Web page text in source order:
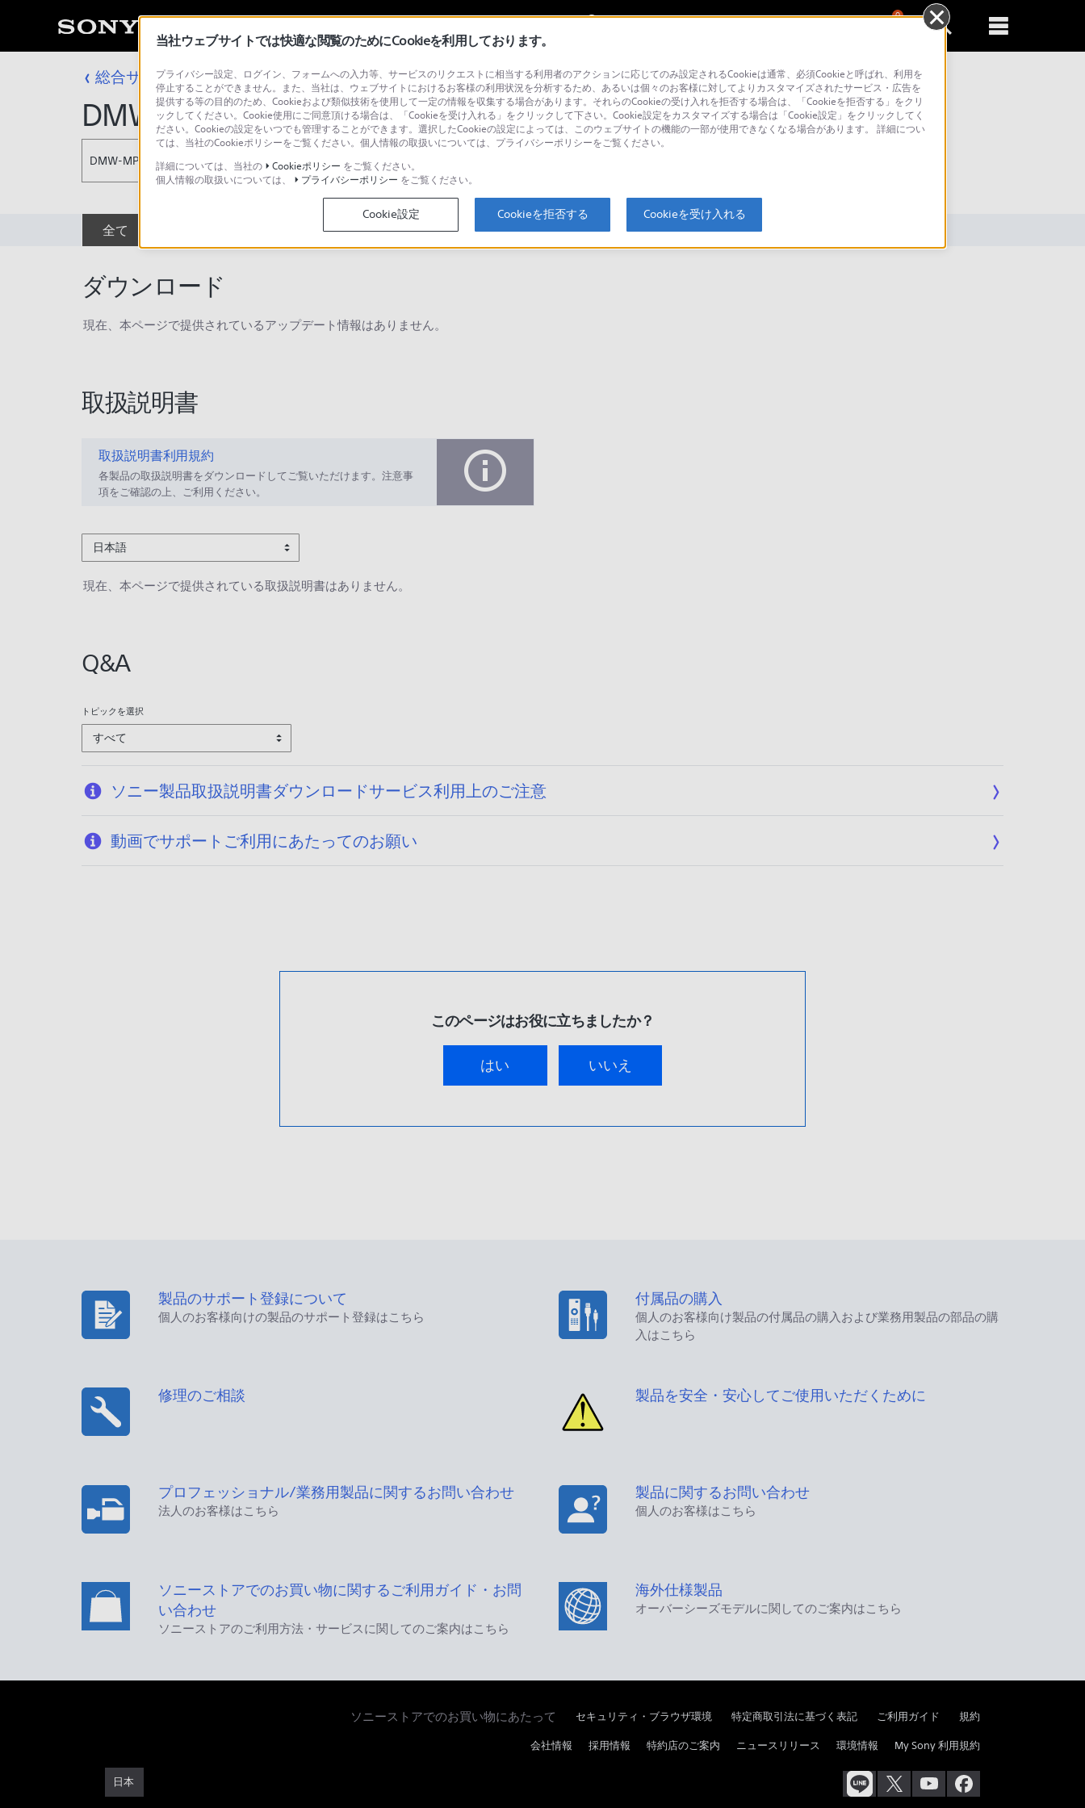
0
総合サポート・お問い合わせ プロフェッショナル／業務用
DMW-MP3YMNT
DMW-MP3YMNT
全て 取扱説明書 Q&A
ダウンロード
現在、本ページで提供されているアップデート情報はありません。
取扱説明書
取扱説明書利用規約
各製品の取扱説明書をダウンロードしてご覧いただけます。注意事
項をご確認の上、ご利用ください。
日本語
現在、本ページで提供されている取扱説明書はありません。
Q&A
トピックを選択
すべて
ソニー製品取扱説明書ダウンロードサービス利用上のご注意
動画でサポートご利用にあたってのお願い
このページはお役に立ちましたか？
はい いいえ
製品のサポート登録について
個人のお客様向けの製品のサポート登録はこちら
付属品の購入
個人のお客様向け製品の付属品の購入および業務用製品の部品の購
入はこちら
修理のご相談 製品を安全・安心してご使用いただくために
プロフェッショナル/業務用製品に関するお問い合わせ
法人のお客様はこちら
製品に関するお問い合わせ
個人のお客様はこちら
ソニーストアでのお買い物に関するご利用ガイド・お問
い合わせ
ソニーストアのご利用方法・サービスに関してのご案内はこちら
海外仕様製品
オーバーシーズモデルに関してのご案内はこちら
ソニーストアでのお買い物にあたって セキュリティ・ブラウザ環境 特定商取引法に基づく表記 ご利用ガイド 規約
日本
会社情報 採用情報 特約店のご案内 ニュースリリース 環境情報 My Sony 利用規約
当社ウェブサイトでは快適な閲覧のためにCookieを利用しております。
プライバシー設定、ログイン、フォームへの入力等、サービスのリクエストに相当する利用者のアクションに応じてのみ設定されるCookieは通常、必須Cookieと呼ばれ、利用を
停止することができません。また、当社は、ウェブサイトにおけるお客様の利用状況を分析するため、あるいは個々のお客様に対してよりカスタマイズされたサービス・広告を
提供する等の目的のため、Cookieおよび類似技術を使用して一定の情報を収集する場合があります。それらのCookieの受け入れを拒否する場合は、「Cookieを拒否する」をクリ
ックしてください。Cookie使用にご同意頂ける場合は、「Cookieを受け入れる」をクリックして下さい。Cookie設定をカスタマイズする場合は「Cookie設定」をクリックしてく
ださい。Cookieの設定をいつでも管理することができます。選択したCookieの設定によっては、このウェブサイトの機能の一部が使用できなくなる場合があります。 詳細につい
ては、当社のCookieポリシーをご覧ください。個人情報の取扱いについては、プライバシーポリシーをご覧ください。
詳細については、当社の
Cookieポリシー をご覧ください。
個人情報の取扱いについては、
プライバシーポリシー をご覧ください。
Cookie設定 Cookieを拒否する Cookieを受け入れる